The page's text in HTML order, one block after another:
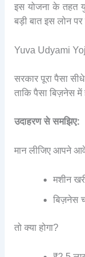
इस योजना के तहत
बड़ी बात इस लोन पर
Yuva Udyami
सरकार पूरा पैसा
ताकि पैसा बिज़नेस में
उदाहरण से समझिए:
मान लीजिए आपने
मशीन
बिज़नेस
तो क्या होगा?